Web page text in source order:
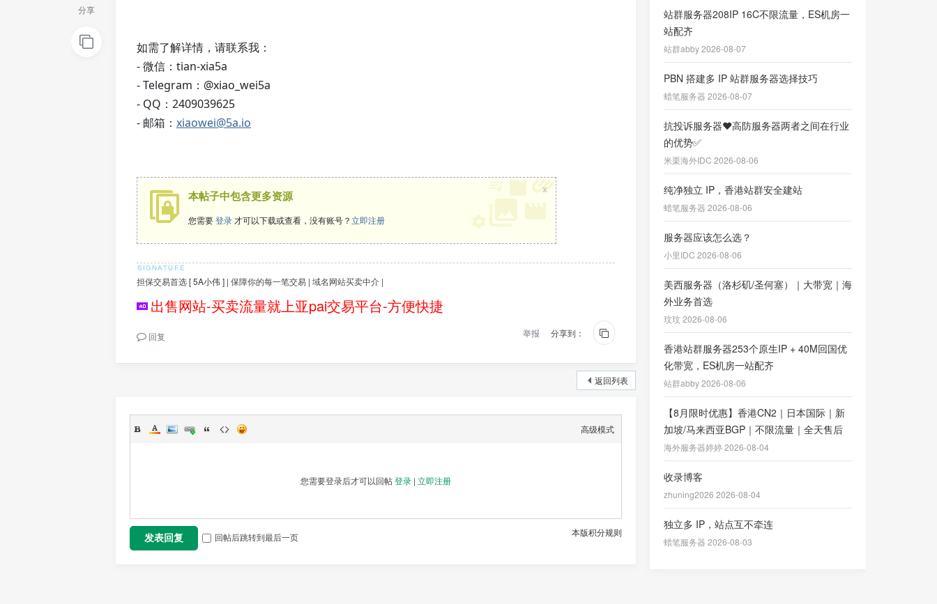
分享
如需了解详情，请联系我：
- 微信：tian-xia5a
- Telegram：@xiao_wei5a
- QQ：2409039625
- 邮箱： xiaowei@5a.io
本帖子中包含更多资源
您需要登录 才可以下载或查看，没有账号？立即注册
x
担保交易首选[ 5A小伟 ] | 保障你的每一笔交易 | 域名网站买卖中介 |
出售网站-买卖流量就上亚pai交易平台-方便快捷
分享到：
回复 举报
返回列表
高级模式
您需要登录后才可以回帖登录 | 立即注册
本版积分规则
发表回复 回帖后跳转到最后一页
站群服务器208IP 16C不限流量，ES机房一
站配齐
站群abby 2026-08-07
PBN 搭建多 IP 站群服务器选择技巧
蜡笔服务器 2026-08-07
抗投诉服务器❤️高防服务器两者之间在行业
的优势✅
米栗海外IDC 2026-08-06
纯净独立 IP，香港站群安全建站
蜡笔服务器 2026-08-06
服务器应该怎么选？
小里IDC 2026-08-06
美西服务器（洛杉矶/圣何塞）｜大带宽｜海
外业务首选
玟玟 2026-08-06
香港站群服务器253个原生IP + 40M回国优
化带宽，ES机房一站配齐
站群abby 2026-08-06
【8月限时优惠】香港CN2｜日本国际｜新
加坡/马来西亚BGP｜不限流量｜全天售后
海外服务器婷婷 2026-08-04
收录博客
zhuning2026 2026-08-04
独立多 IP，站点互不牵连
蜡笔服务器 2026-08-03